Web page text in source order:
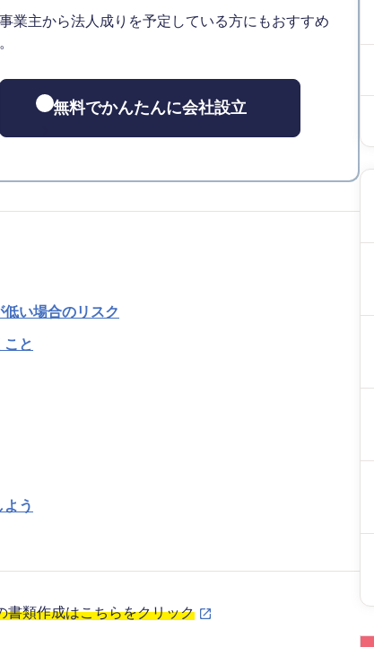
業主から法人成りを予定している方にもおすすめ
無料でかんたんに会社設立
い場合のリスク
と
う
書類作成はこちらをクリック